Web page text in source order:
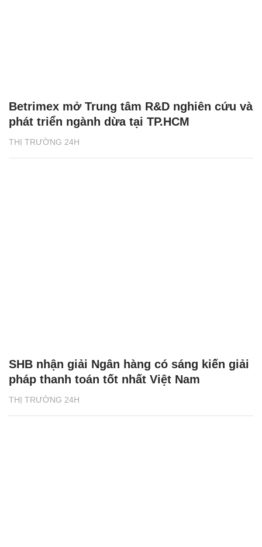
THỊ TRƯỜNG 24H
Betrimex mở Trung tâm R&D nghiên cứu và
phát triển ngành dừa tại TP.HCM
THỊ TRƯỜNG 24H
SHB nhận giải Ngân hàng có sáng kiến giải
pháp thanh toán tốt nhất Việt Nam